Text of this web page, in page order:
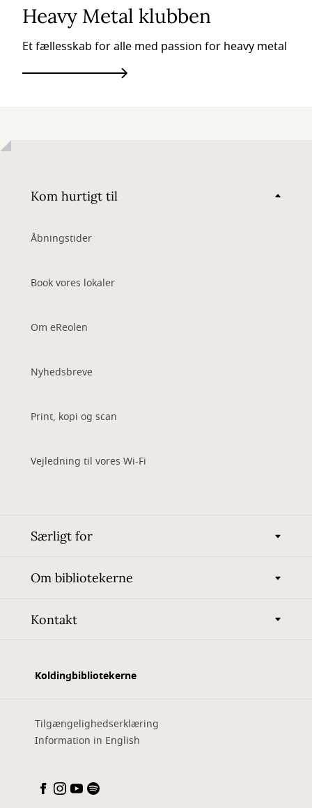
Heavy Metal klubben
Et fællesskab for alle med passion for heavy metal
Kom hurtigt til
Åbningstider
Book vores lokaler
Om eReolen
Nyhedsbreve
Print, kopi og scan
Vejledning til vores Wi-Fi
Særligt for
Om bibliotekerne
Kontakt
Koldingbibliotekerne
Tilgængelighedserklæring
Information in English